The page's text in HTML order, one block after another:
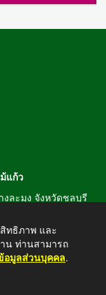
แก้ว
งละมุง จังหวัดชลบุรี
2634-5
ทธิภาพ และ
น ท่านสามารถ
อมูลส่วนบุคคล.